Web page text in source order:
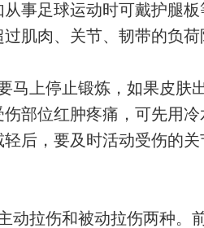
事足球运动时可戴护腿
肌肉、关节、韧带的负荷
马上停止锻炼，如果皮肤
部位红肿疼痛，可先用
后，要及时活动受伤的关
动拉伤和被动拉伤两种。